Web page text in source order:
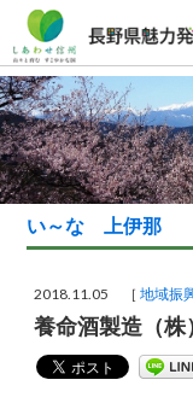
い～な 上伊那
2018.11.05 ［地域振
養命酒製造（